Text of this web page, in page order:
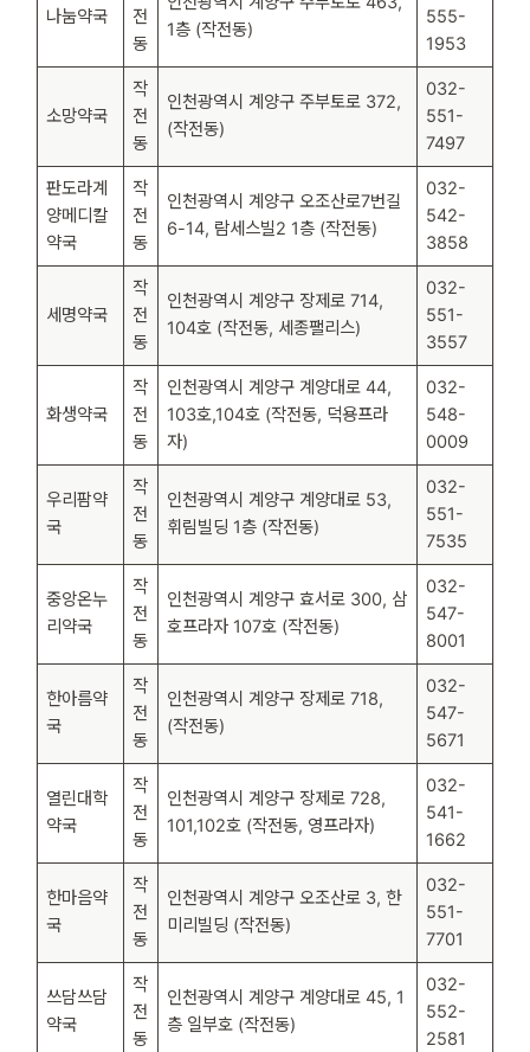
나눔약국
전
동
1층 (작전동)
555-
1953
소망약국
작
전
동
인천광역시 계양구 주부토로 372,
(작전동)
032-
551-
7497
판도라계
양메디칼
약국
작
전
동
인천광역시 계양구 오조산로7번길
6-14, 람세스빌2 1층 (작전동)
032-
542-
3858
세명약국
작
전
동
인천광역시 계양구 장제로 714,
104호 (작전동, 세종팰리스)
032-
551-
3557
화생약국
작
전
동
인천광역시 계양구 계양대로 44,
103호,104호 (작전동, 덕용프라
자)
032-
548-
0009
우리팜약
국
작
전
동
인천광역시 계양구 계양대로 53,
휘림빌딩 1층 (작전동)
032-
551-
7535
중앙온누
리약국
작
전
동
인천광역시 계양구 효서로 300, 삼
호프라자 107호 (작전동)
032-
547-
8001
한아름약
국
작
전
동
인천광역시 계양구 장제로 718,
(작전동)
032-
547-
5671
열린대학
약국
작
전
동
인천광역시 계양구 장제로 728,
101,102호 (작전동, 영프라자)
032-
541-
1662
한마음약
국
작
전
동
인천광역시 계양구 오조산로 3, 한
미리빌딩 (작전동)
032-
551-
7701
쓰담쓰담
약국
작
전
동
인천광역시 계양구 계양대로 45, 1
층 일부호 (작전동)
032-
552-
2581